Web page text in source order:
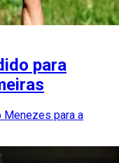
para
Menezes para a